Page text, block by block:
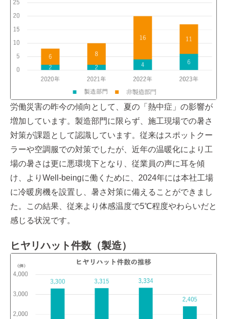
労働災害の昨今の傾向として、夏の「熱中症」の影響が
増加しています。製造部門に限らず、施工現場での暑さ
対策が課題として認識しています。従来はスポットクー
ラーや空調服での対策でしたが、近年の温暖化により工
場の暑さは更に悪環境下となり、従業員の声に耳を傾
け、よりWell-beingに働くために、2024年には本社工場
に冷暖房機を設置し、暑さ対策に備えることができまし
た。この結果、従来より体感温度で5℃程度やわらいだと
感じる状況です。
ヒヤリハット件数（製造）